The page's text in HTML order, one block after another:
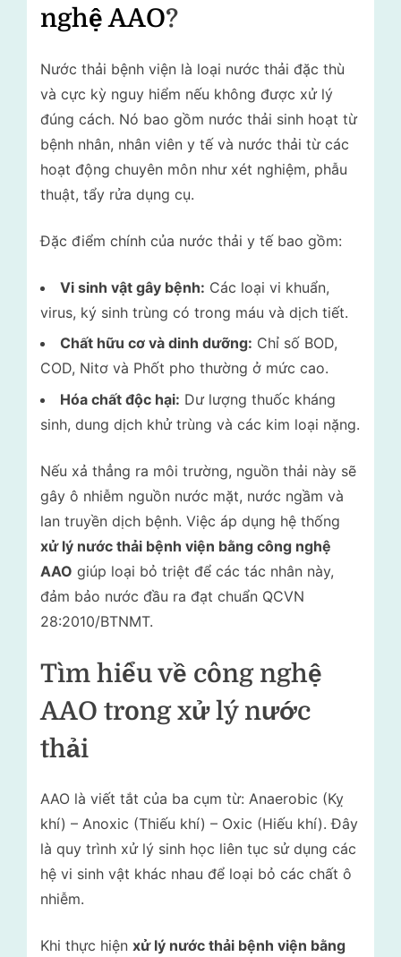
nghệ AAO?
Nước thải bệnh viện là loại nước thải đặc thù
và cực kỳ nguy hiểm nếu không được xử lý
đúng cách. Nó bao gồm nước thải sinh hoạt từ
bệnh nhân, nhân viên y tế và nước thải từ các
hoạt động chuyên môn như xét nghiệm, phẫu
thuật, tẩy rửa dụng cụ.
Đặc điểm chính của nước thải y tế bao gồm:
Vi sinh vật gây bệnh: Các loại vi khuẩn,
virus, ký sinh trùng có trong máu và dịch tiết.
Chất hữu cơ và dinh dưỡng: Chỉ số BOD,
COD, Nitơ và Phốt pho thường ở mức cao.
Hóa chất độc hại: Dư lượng thuốc kháng
sinh, dung dịch khử trùng và các kim loại nặng.
Nếu xả thẳng ra môi trường, nguồn thải này sẽ
gây ô nhiễm nguồn nước mặt, nước ngầm và
lan truyền dịch bệnh. Việc áp dụng hệ thống
xử lý nước thải bệnh viện bằng công nghệ
AAO giúp loại bỏ triệt để các tác nhân này,
đảm bảo nước đầu ra đạt chuẩn QCVN
28:2010/BTNMT.
Tìm hiểu về công nghệ
AAO trong xử lý nước
thải
AAO là viết tắt của ba cụm từ: Anaerobic (Kỵ
khí) – Anoxic (Thiếu khí) – Oxic (Hiếu khí). Đây
là quy trình xử lý sinh học liên tục sử dụng các
hệ vi sinh vật khác nhau để loại bỏ các chất ô
nhiễm.
Khi thực hiện xử lý nước thải bệnh viện bằng